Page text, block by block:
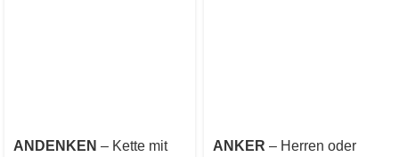
ANDENKEN – Kette mit
ANKER – Herren oder